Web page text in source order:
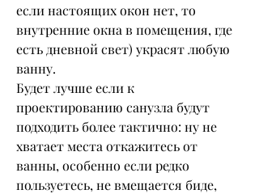
если настоящих окон нет, то
внутренние окна в помещения, где
есть дневной свет) украсят любую
ванну.
Будет лучше если к
проектированию санузла будут
подходить более тактично: ну не
хватает места откажитесь от
ванны, особенно если редко
пользуетесь, не вмещается биде,